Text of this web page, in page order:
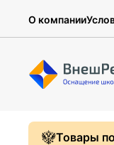
О компании
Товары